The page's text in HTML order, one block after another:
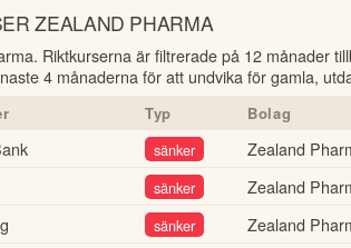
ZEALAND PHARMA
. Riktkurserna är filtrerade på 12 månader
4 månaderna för att undvika för gamla,
Typ Bolag
sänker Zealand
sänker Zealand
sänker Zealand